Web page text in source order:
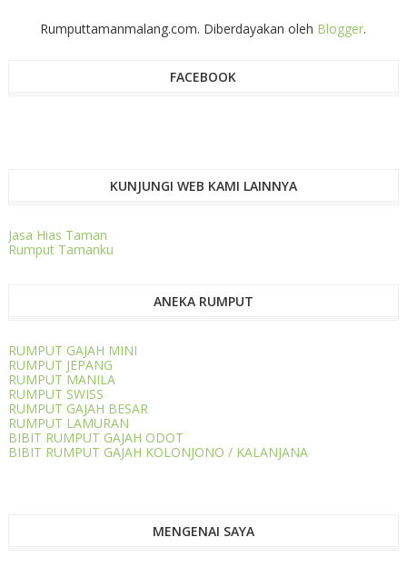
Rumputtamanmalang.com. Diberdayakan oleh Blogger.
FACEBOOK
KUNJUNGI WEB KAMI LAINNYA
Jasa Hias Taman
Rumput Tamanku
ANEKA RUMPUT
RUMPUT GAJAH MINI
RUMPUT JEPANG
RUMPUT MANILA
RUMPUT SWISS
RUMPUT GAJAH BESAR
RUMPUT LAMURAN
BIBIT RUMPUT GAJAH ODOT
BIBIT RUMPUT GAJAH KOLONJONO / KALANJANA
MENGENAI SAYA